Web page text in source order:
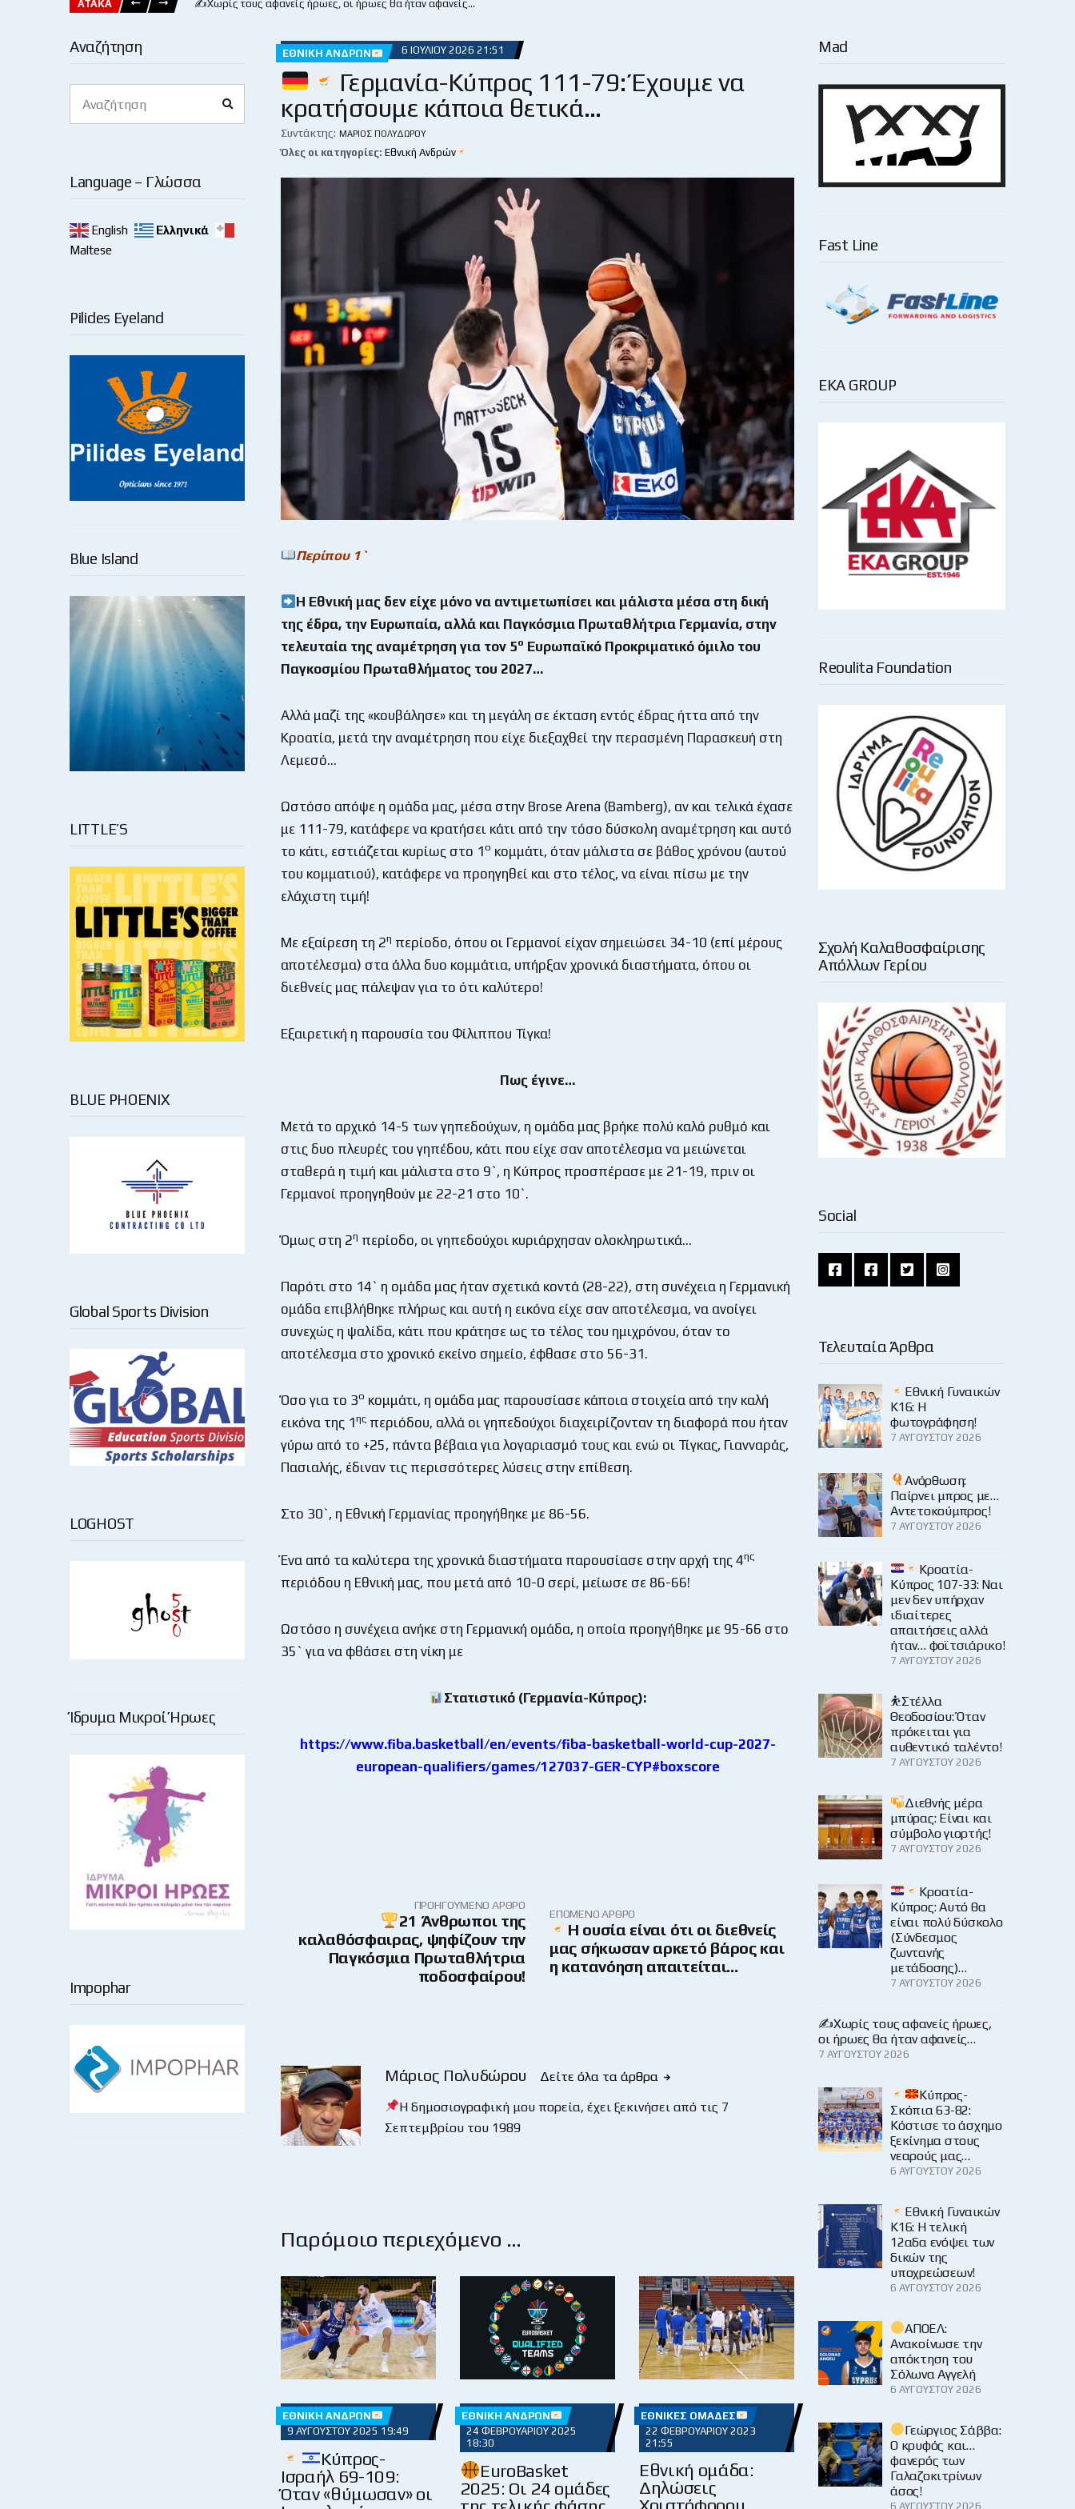
ΑΤΑΚΑ ✍️Χωρίς τους αφανείς ήρωες, οι ήρωες θα ήταν αφανείς…
Αναζήτηση
for:
Language – Γλώσσα
English
Ελληνικά
Maltese
Pilides Eyeland
Blue Island
LITTLE’S
BLUE PHOENIX
Global Sports Division
LOGHOST
Ίδρυμα Μικροί Ήρωες
Impophar
ΕΘΝΙΚΉ ΑΝΔΡΏΝ 6 ΙΟΥΛΊΟΥ 2026 21:51
Γερμανία-Κύπρος 111-79: Έχουμε να
κρατήσουμε κάποια θετικά…
Συντάκτης: ΜΆΡΙΟΣ ΠΟΛΥΔΏΡΟΥ
Όλες οι κατηγορίες: Εθνική Ανδρών
Περίπου 1`
Η Εθνική μας δεν είχε μόνο να αντιμετωπίσει και μάλιστα μέσα στη δική
της έδρα, την Ευρωπαία, αλλά και Παγκόσμια Πρωταθλήτρια Γερμανία, στην
τελευταία της αναμέτρηση για τον 5ο Ευρωπαϊκό Προκριματικό όμιλο του
Παγκοσμίου Πρωταθλήματος του 2027…
Αλλά μαζί της «κουβάλησε» και τη μεγάλη σε έκταση εντός έδρας ήττα από την
Κροατία, μετά την αναμέτρηση που είχε διεξαχθεί την περασμένη Παρασκευή στη
Λεμεσό…
Ωστόσο απόψε η ομάδα μας, μέσα στην Brose Arena (Bamberg), αν και τελικά έχασε
με 111-79, κατάφερε να κρατήσει κάτι από την τόσο δύσκολη αναμέτρηση και αυτό
το κάτι, εστιάζεται κυρίως στο 1ο κομμάτι, όταν μάλιστα σε βάθος χρόνου (αυτού
του κομματιού), κατάφερε να προηγηθεί και στο τέλος, να είναι πίσω με την
ελάχιστη τιμή!
Με εξαίρεση τη 2η περίοδο, όπου οι Γερμανοί είχαν σημειώσει 34-10 (επί μέρους
αποτέλεσμα) στα άλλα δυο κομμάτια, υπήρξαν χρονικά διαστήματα, όπου οι
διεθνείς μας πάλεψαν για το ότι καλύτερο!
Εξαιρετική η παρουσία του Φίλιππου Τίγκα!
Πως έγινε…
Μετά το αρχικό 14-5 των γηπεδούχων, η ομάδα μας βρήκε πολύ καλό ρυθμό και
στις δυο πλευρές του γηπέδου, κάτι που είχε σαν αποτέλεσμα να μειώνεται
σταθερά η τιμή και μάλιστα στο 9`, η Κύπρος προσπέρασε με 21-19, πριν οι
Γερμανοί προηγηθούν με 22-21 στο 10`.
Όμως στη 2η περίοδο, οι γηπεδούχοι κυριάρχησαν ολοκληρωτικά…
Παρότι στο 14` η ομάδα μας ήταν σχετικά κοντά (28-22), στη συνέχεια η Γερμανική
ομάδα επιβλήθηκε πλήρως και αυτή η εικόνα είχε σαν αποτέλεσμα, να ανοίγει
συνεχώς η ψαλίδα, κάτι που κράτησε ως το τέλος του ημιχρόνου, όταν το
αποτέλεσμα στο χρονικό εκείνο σημείο, έφθασε στο 56-31.
Όσο για το 3ο κομμάτι, η ομάδα μας παρουσίασε κάποια στοιχεία από την καλή
εικόνα της 1ης περιόδου, αλλά οι γηπεδούχοι διαχειρίζονταν τη διαφορά που ήταν
γύρω από το +25, πάντα βέβαια για λογαριασμό τους και ενώ οι Τίγκας, Γιανναράς,
Πασιαλής, έδιναν τις περισσότερες λύσεις στην επίθεση.
Στο 30`, η Εθνική Γερμανίας προηγήθηκε με 86-56.
Ένα από τα καλύτερα της χρονικά διαστήματα παρουσίασε στην αρχή της 4ης
περιόδου η Εθνική μας, που μετά από 10-0 σερί, μείωσε σε 86-66!
Ωστόσο η συνέχεια ανήκε στη Γερμανική ομάδα, η οποία προηγήθηκε με 95-66 στο
35` για να φθάσει στη νίκη με
Στατιστικό (Γερμανία-Κύπρος):
https://www.fiba.basketball/en/events/fiba-basketball-world-cup-2027-
european-qualifiers/games/127037-GER-CYP#boxscore
ΠΡΟΗΓΟΎΜΕΝΟ ΆΡΘΡΟ
21 Άνθρωποι της
καλαθόσφαιρας, ψηφίζουν την
Παγκόσμια Πρωταθλήτρια
ποδοσφαίρου!
ΕΠΌΜΕΝΟ ΆΡΘΡΟ
Η ουσία είναι ότι οι διεθνείς
μας σήκωσαν αρκετό βάρος και
η κατανόηση απαιτείται…
Μάριος Πολυδώρου
Δείτε όλα τα άρθρα
Η δημοσιογραφική μου πορεία, έχει ξεκινήσει από τις 7
Σεπτεμβρίου του 1989
Παρόμοιο περιεχόμενο …
ΕΘΝΙΚΉ ΑΝΔΡΏΝ
9 ΑΥΓΟΎΣΤΟΥ 2025 19:49
Κύπρος-
Ισραήλ 69-109:
Όταν «θύμωσαν» οι
ΕΘΝΙΚΉ ΑΝΔΡΏΝ
24 ΦΕΒΡΟΥΑΡΊΟΥ 2025
18:30
EuroBasket
2025: Οι 24 ομάδες
ΕΘΝΙΚΈΣ ΟΜΆΔΕΣ
22 ΦΕΒΡΟΥΑΡΊΟΥ 2023
21:55
Εθνική ομάδα:
Δηλώσεις
Mad
Fast Line
EKA GROUP
Reoulita Foundation
Σχολή Καλαθοσφαίρισης
Απόλλων Γερίου
Social
Τελευταία Άρθρα
Εθνική Γυναικών
Κ16: Η
φωτογράφηση!
7 ΑΥΓΟΎΣΤΟΥ 2026
Ανόρθωση:
Παίρνει μπρος με…
Αντετοκούμπρος!
7 ΑΥΓΟΎΣΤΟΥ 2026
Κροατία-
Κύπρος 107-33: Ναι
μεν δεν υπήρχαν
ιδιαίτερες
απαιτήσεις αλλά
ήταν… φοϊτσιάρικο!
7 ΑΥΓΟΎΣΤΟΥ 2026
⛹️Στέλλα
Θεοδοσίου: Όταν
πρόκειται για
αυθεντικό ταλέντο!
7 ΑΥΓΟΎΣΤΟΥ 2026
Διεθνής μέρα
μπύρας: Είναι και
σύμβολο γιορτής!
7 ΑΥΓΟΎΣΤΟΥ 2026
Κροατία-
Κύπρος: Αυτό θα
είναι πολύ δύσκολο
(Σύνδεσμος
ζωντανής
μετάδοσης)…
7 ΑΥΓΟΎΣΤΟΥ 2026
✍️Χωρίς τους αφανείς ήρωες,
οι ήρωες θα ήταν αφανείς…
7 ΑΥΓΟΎΣΤΟΥ 2026
Κύπρος-
Σκόπια 63-82:
Κόστισε το άσχημο
ξεκίνημα στους
νεαρούς μας…
6 ΑΥΓΟΎΣΤΟΥ 2026
Εθνική Γυναικών
Κ16: Η τελική
12αδα ενόψει των
δικών της
υποχρεώσεων!
6 ΑΥΓΟΎΣΤΟΥ 2026
ΑΠΟΕΛ:
Ανακοίνωσε την
απόκτηση του
Σόλωνα Αγγελή
6 ΑΥΓΟΎΣΤΟΥ 2026
Γεώργιος Σάββα:
Ο κρυφός και…
φανερός των
Γαλαζοκιτρίνων
άσος!
6 ΑΥΓΟΎΣΤΟΥ 2026